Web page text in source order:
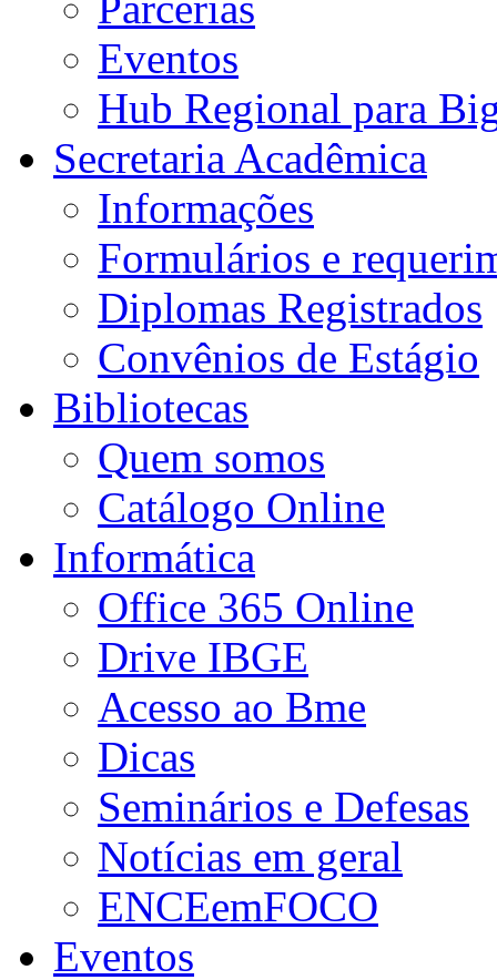
Eventos
Hub Regional para
Secretaria Acadêmica
Informações
Formulários e
Diplomas Registrados
Convênios de Estágio
Bibliotecas
Quem somos
Catálogo Online
Informática
Office 365 Online
Drive IBGE
Acesso ao Bme
Dicas
Seminários e Defesas
Notícias em geral
ENCEemFOCO
Eventos